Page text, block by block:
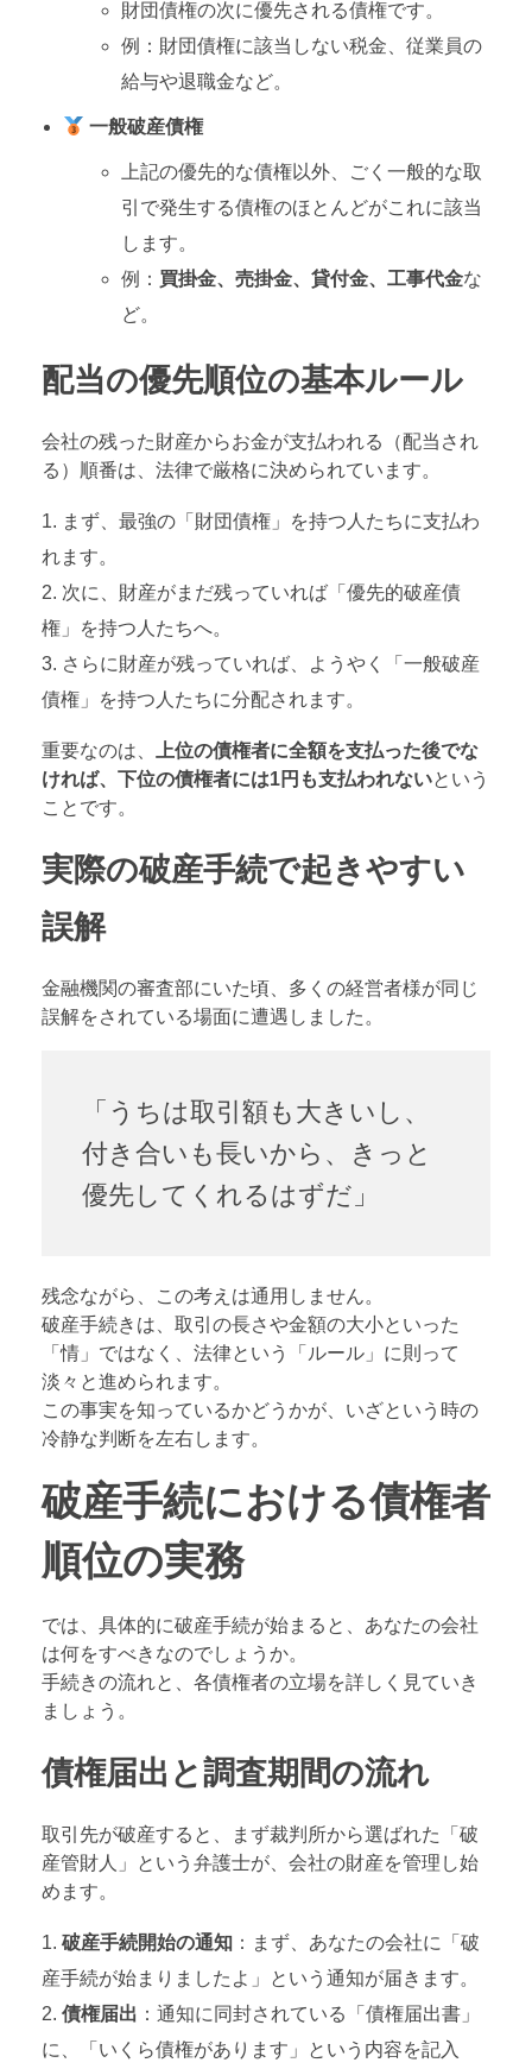
財団債権の次に優先される債権です。
例：財団債権に該当しない税金、従業員の
給与や退職金など。
一般破産債権
上記の優先的な債権以外、ごく一般的な取
引で発生する債権のほとんどがこれに該当
します。
例： 買掛金、売掛金、貸付金、工事代金な
ど。
配当の優先順位の基本ルール
会社の残った財産からお金が支払われる（配当され
る）順番は、法律で厳格に決められています。
まず、最強の「財団債権」を持つ人たちに支払わ
れます。
次に、財産がまだ残っていれば「優先的破産債
権」を持つ人たちへ。
さらに財産が残っていれば、ようやく「一般破産
債権」を持つ人たちに分配されます。
重要なのは、
上位の債権者に全額を支払った後でな
ければ、下位の債権者には1円も支払われないという
ことです。
実際の破産手続で起きやすい
誤解
金融機関の審査部にいた頃、多くの経営者様が同じ
誤解をされている場面に遭遇しました。
「うちは取引額も大きいし、
付き合いも長いから、きっと
優先してくれるはずだ」
残念ながら、この考えは通用しません。
破産手続きは、取引の長さや金額の大小といった
「情」ではなく、法律という「ルール」に則って
淡々と進められます。
この事実を知っているかどうかが、いざという時の
冷静な判断を左右します。
破産手続における債権者
順位の実務
では、具体的に破産手続が始まると、あなたの会社
は何をすべきなのでしょうか。
手続きの流れと、各債権者の立場を詳しく見ていき
ましょう。
債権届出と調査期間の流れ
取引先が破産すると、まず裁判所から選ばれた「破
産管財人」という弁護士が、会社の財産を管理し始
めます。
破産手続開始の通知 ：まず、あなたの会社に「破
産手続が始まりましたよ」という通知が届きます。
債権届出 ：通知に同封されている「債権届出書」
に、「いくら債権があります」という内容を記入